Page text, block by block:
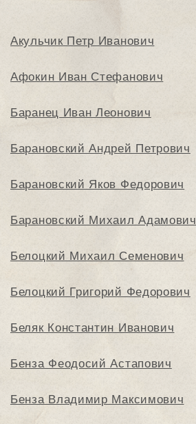
Акульчик Петр Иванович
Афокин Иван Стефанович
Баранец Иван Леонович
Барановский Андрей Петрович
Барановский Яков Федорович
Барановский Михаил Адамович
Белоцкий Михаил Семенович
Белоцкий Григорий Федорович
Беляк Константин Иванович
Бенза Феодосий Астапович
Бенза Владимир Максимович